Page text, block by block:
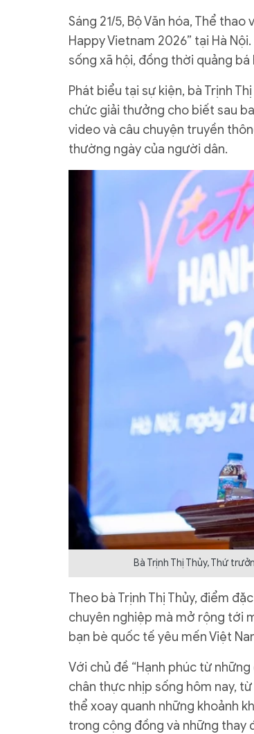
Sáng 21/5, Bộ Văn hóa, Thể
Happy Vietnam 2026” tại Hà
sống xã hội, đồng thời quảng
Phát biểu tại sự kiện, bà Trịnh
chức giải thưởng cho biết sau
video và câu chuyện truyền
thường ngày của người dân.
Bà Trịnh Thị Thủy, Thứ
Theo bà Trịnh Thị Thủy, điểm
chuyên nghiệp mà mở rộng tới
bạn bè quốc tế yêu mến Việt
Với chủ đề “Hạnh phúc từ
chân thực nhịp sống hôm nay,
thể xoay quanh những khoảnh
trong cộng đồng và những thay